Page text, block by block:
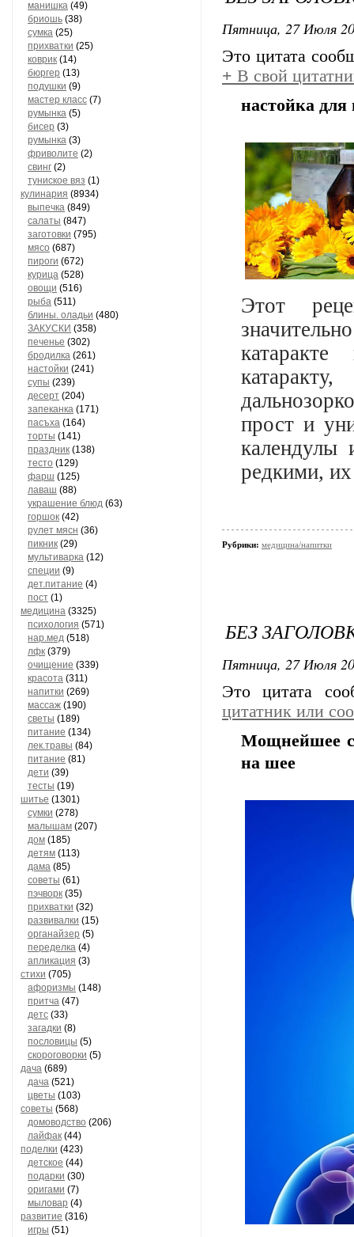
манишка (49)
бриошь (38)
сумка (25)
прихватки (25)
коврик (14)
бюргер (13)
подушки (9)
мастер класс (7)
румынка (5)
бисер (3)
румынка (3)
фриволите (2)
свинг (2)
туниское вяз (1)
кулинария (8934)
выпечка (849)
салаты (847)
заготовки (795)
мясо (687)
пироги (672)
курица (528)
овощи (516)
рыба (511)
блины. оладьи (480)
ЗАКУСКИ (358)
печенье (302)
бродилка (261)
настойки (241)
супы (239)
десерт (204)
запеканка (171)
пасъха (164)
торты (141)
праздник (138)
тесто (129)
фарш (125)
лаваш (88)
украшение блюд (63)
горшок (42)
рулет мясн (36)
пикник (29)
мультиварка (12)
специи (9)
дет.питание (4)
пост (1)
медицина (3325)
психология (571)
нар.мед (518)
лфк (379)
очищение (339)
красота (311)
напитки (269)
массаж (190)
светы (189)
питание (134)
лек.травы (84)
питание (81)
дети (39)
тесты (19)
шитье (1301)
сумки (278)
малышам (207)
дом (185)
детям (113)
дама (85)
советы (61)
пэчворк (35)
прихватки (32)
развивалки (15)
органайзер (5)
переделка (4)
апликация (3)
стихи (705)
афоризмы (148)
притча (47)
детс (33)
загадки (8)
пословицы (5)
скороговорки (5)
дача (689)
дача (521)
цветы (103)
советы (568)
домоводство (206)
лайфак (44)
поделки (423)
детское (44)
подарки (30)
оригами (7)
мыловар (4)
развитие (316)
игры (51)
Пятница, 27 Июля
Это цитата
+ В свой
настойка для
Этот
прост и
календулы
редкими,
Рубрики: медицина/напитки
БЕЗ
Пятница, 27 Июля
Это цитата
цитатник или
Мощнейшее
на шее